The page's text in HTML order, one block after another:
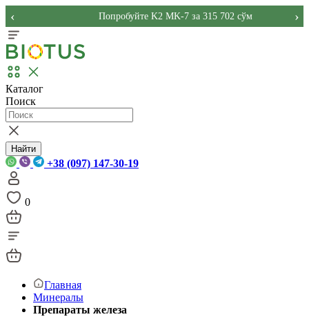
Попробуйте K2 MK-7 за 315 702 сўм
‹ ›
Каталог
Поиск
Найти
+38 (097) 147-30-19
0
Главная
Минералы
Препараты железа